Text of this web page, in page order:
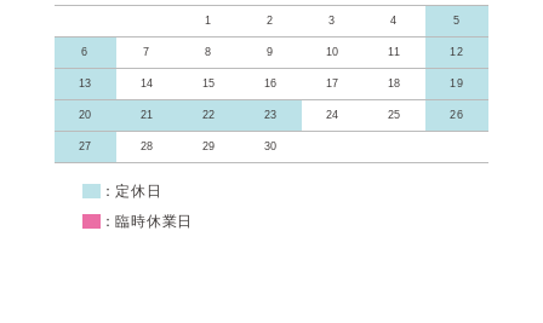
1 2 3 4 5
6 7 8 9 10 11 12
13 14 15 16 17 18 19
20 21 22 23 24 25 26
27 28 29 30
：定休日
：臨時休業日